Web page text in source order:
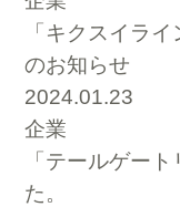
「キクスイラ
のお知らせ
2024.01.23
企業
「テールゲー
た。